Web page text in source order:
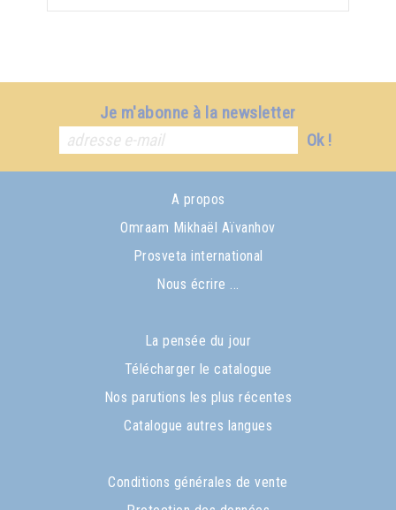
Je m'abonne à la newsletter
Ok !
A propos
Omraam Mikhaël Aïvanhov
Prosveta international
Nous écrire ...
La pensée du jour
Télécharger le catalogue
Nos parutions les plus récentes
Catalogue autres langues
Conditions générales de vente